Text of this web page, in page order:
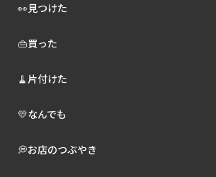
👀見つけた
👜買った
🧹片付けた
💛なんでも
💭お店のつぶやき